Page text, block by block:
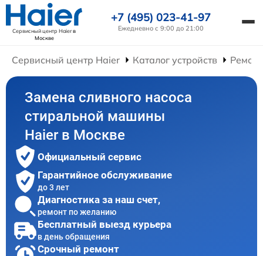
Сервисный центр Haierв
Москве
+7 (495) 023-41-97
Ежедневно с 9:00 до 21:00
Сервисный центр Haier Каталог устройств
Замена сливного насоса
стиральной машины
Haier в Москве
Официальный сервис
Гарантийное обслуживание
до 3 лет
Диагностика за наш счет,
ремонт по желанию
Бесплатный выезд курьера
в день обращения
Срочный ремонт